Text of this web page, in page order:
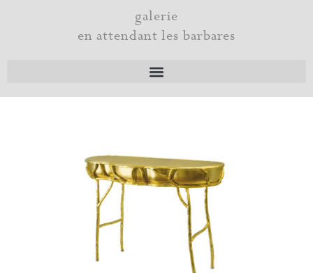
galerie
en attendant les barbares